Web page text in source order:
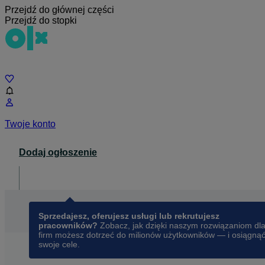
Przejdź do głównej części
Przejdź do stopki
Twoje konto
Dodaj ogłoszenie
Sprzedajesz, oferujesz usługi lub rekrutujesz
pracowników? Zobacz, jak dzięki naszym rozwiązaniom dla
firm możesz dotrzeć do milionów użytkowników — i osiągnąć
swoje cele.